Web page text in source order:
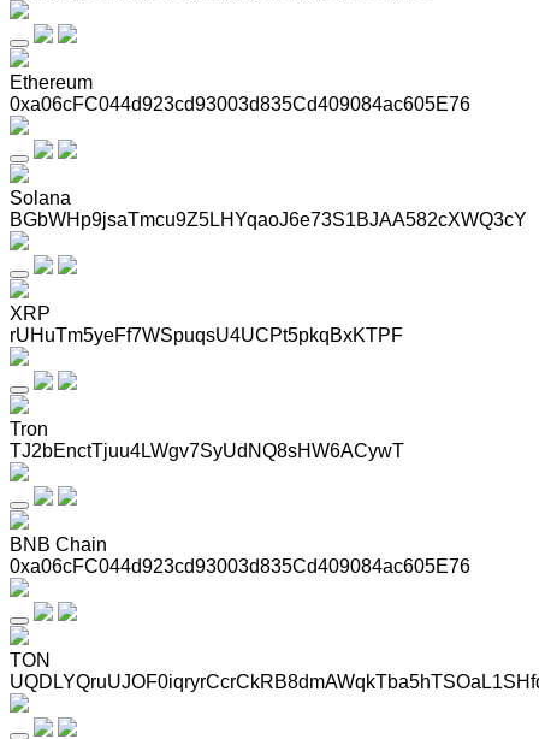
Ethereum
0xa06cFC044d923cd93003d835Cd409084ac605E76
Solana
BGbWHp9jsaTmcu9Z5LHYqaoJ6e73S1BJAA582cXWQ3cY
XRP
rUHuTm5yeFf7WSpuqsU4UCPt5pkqBxKTPF
Tron
TJ2bEnctTjuu4LWgv7SyUdNQ8sHW6ACywT
BNB Chain
0xa06cFC044d923cd93003d835Cd409084ac605E76
TON